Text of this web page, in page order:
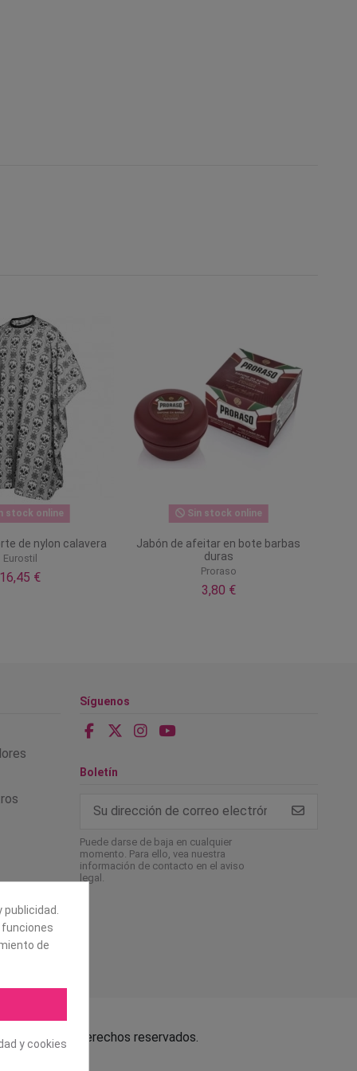
stock online
de nylon calavera
Eurostil
16,45 €
Sin stock online
Jabón de afeitar en bote barbas
duras
Proraso
3,80 €
Síguenos
Boletín
Puede darse de baja en cualquier
momento. Para ello, vea nuestra
información de contacto en el aviso
legal.
Todos los derechos reservados.
publicidad.
de
y cookies